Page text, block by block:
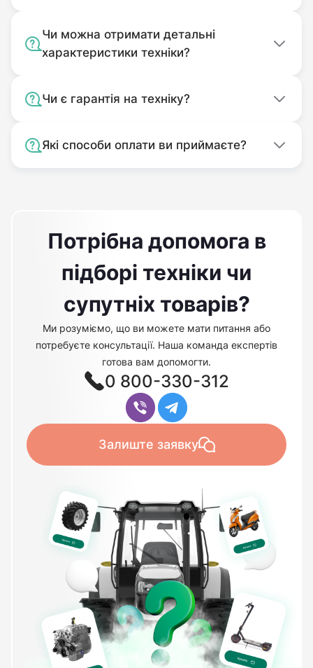
Чи можна отримати детальні
характеристики техніки?
Чи є гарантія на техніку?
Які способи оплати ви приймаєте?
Потрібна допомога в
підборі техніки чи
супутніх товарів?
Ми розуміємо, що ви можете мати питання або
потребуєте консультації. Наша команда експертів
готова вам допомогти.
0 800-330-312
Залиште заявку